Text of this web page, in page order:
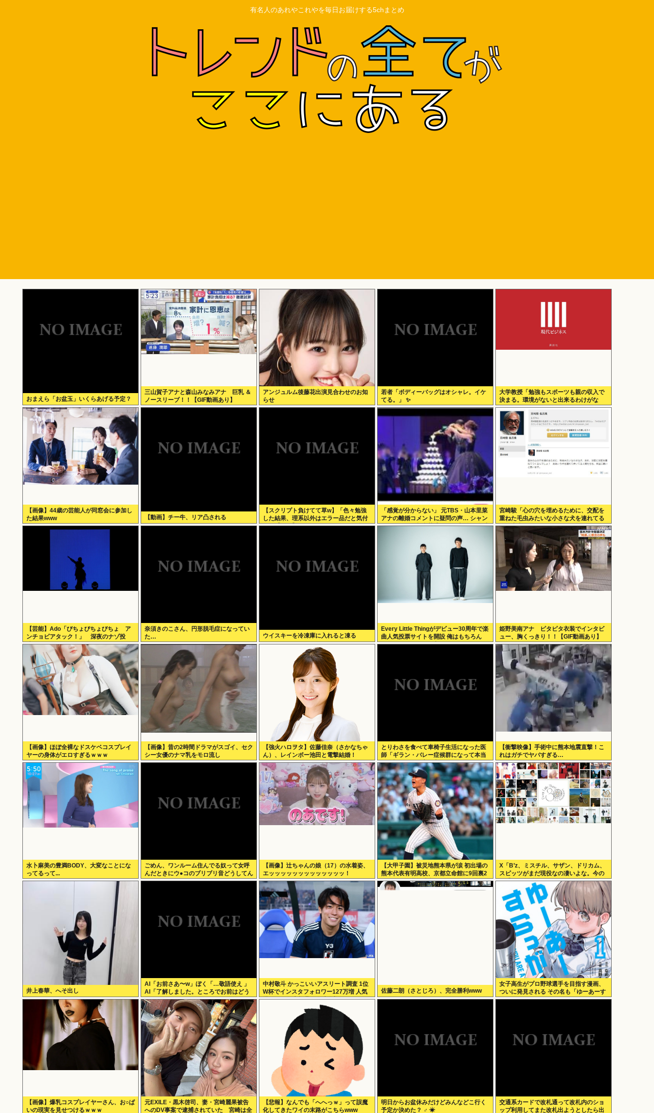
有名人のあれやこれやを毎日お届けする5chまとめ
おまえら「お盆玉」いくらあげる予定？
三山賀子アナと森山みなみアナ 巨乳 ＆
ノースリーブ！！【GIF動画あり】
アンジュルム後藤花出演見合わせのお知
らせ
若者「ボディーバッグはオシャレ。イケ
てる。」 ✨
大学教授「勉強もスポーツも親の収入で
決まる。環境がないと出来るわけがな
い」
【画像】44歳の芸能人が同窓会に参加し
た結果www
【動画】チー牛、リア凸される
【スクリプト負けてて草w】「色々勉強
した結果、理系以外はエラー品だと気付
いた【ガチ】」について、もっと具体的
「感覚が分からない」 元TBS・山本里菜
アナの離婚コメントに疑問の声… シャン
パンタワーの超豪華式も結婚生活は4年半
宮崎駿「心の穴を埋めるために、交配を
重ねた毛虫みたいな小さな犬を連れてる
人、本当に醜い」←これどう思う？
【芸能】Ado「びちょびちょびちょ ア
ンチョビアタック！」 深夜のナゾ投
稿...
奈須きのこさん、円形脱毛症になってい
た…
ウイスキーを冷凍庫に入れると凍る
Every Little Thingがデビュー30周年で楽
曲人気投票サイトを開設 俺はもちろん
Face the Changeに入れてきたぞ
姫野美南アナ ピタピタ衣装でインタビ
ュー、胸くっきり！！【GIF動画あり】
【画像】ほぼ全裸なドスケベコスプレイ
ヤーの身体がエロすぎるｗｗｗ
【画像】昔の2時間ドラマがスゴイ、セク
シー女優のナマ乳をモロ流し
【強火ハロヲタ】佐藤佳奈（さかなちゃ
ん）、レインボー池田と電撃結婚！
とりわさを食べて車椅子生活になった医
師「ギラン・バレー症候群になって本当
に絶望。死んだ方が良かったと思った」
【衝撃映像】手術中に熊本地震直撃！こ
れはガチでヤバすぎる…
水卜麻美の豊満BODY、大変なことにな
ってるって...
ごめん、ワンルーム住んでる奴って女呼
んだときにウ●コのブリブリ音どうしてん
の？？
【画像】辻ちゃんの娘（17）の水着姿、
エッッッッッッッッッッッッッ！
【大甲子園】被災地熊本県が涙 初出場の
熊本代表有明高校、京都立命館に9回裏2
アウトから逆転勝利
X「B’z、ミスチル、サザン、ドリカム、
スピッツがまだ現役なの凄いよな。今の
歌手が30年後にやれてるだろうか？」
井上春華、へそ出し
AI「お前さあ〜w」ぼく「…敬語使え 」
AI「了解しました。ところでお前はどう
思いますか？」 これ
中村敬斗 かっこいいアスリート調査 1位
W杯でインスタフォロワー127万増 人気
爆発 …2位 高橋藍 3位 大谷翔平
佐藤二朗（さとじろ）、完全勝利www
女子高生がプロ野球選手を目指す漫画、
ついに発見される その名も「ゆーあーす
らっがー」
【画像】爆乳コスプレイヤーさん、お○ぱ
いの現実を見せつけるｗｗｗ
元EXILE・黒木啓司、妻・宮崎麗果被告
へのDV事案で逮捕されていた 宮崎は全
【悲報】なんでも「へへっｗ」って誤魔
化してきたワイの末路がこちらwww
明日からお盆休みだけどみんなどこ行く
予定か決めた？ ‍♂ ☀
交通系カードで改札通って改札内のショ
ップ利用してまた改札出ようとしたら出